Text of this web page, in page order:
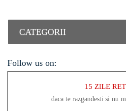
CATEGORII
Follow us on:
15 ZILE
daca te razgandesti si nu